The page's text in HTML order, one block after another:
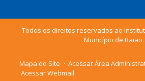
Todos os direitos reservados ao
Município de Baião.
Mapa do Site
Acessar Área
Acessar Webmail